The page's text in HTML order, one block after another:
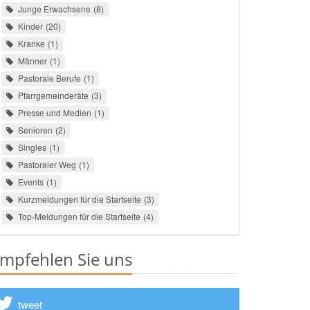
Junge Erwachsene 8
Kinder 20
Kranke 1
Männer 1
Pastorale Berufe 1
Pfarrgemeinderäte 3
Presse und Medien 1
Senioren 2
Singles 1
Pastoraler Weg 1
Events 1
Kurzmeldungen für die Startseite 3
Top-Meldungen für die Startseite 4
Sie uns
tweet